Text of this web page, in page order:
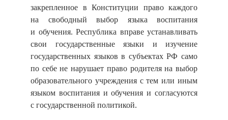
закрепленное в Конституции право каждого
на свободный выбор языка воспитания
и обучения. Республика вправе устанавливать
свои государственные языки и изучение
государственных языков в субъектах РФ само
по себе не нарушает право родителя на выбор
образовательного учреждения с тем или иным
языком воспитания и обучения и согласуются
с государственной политикой.